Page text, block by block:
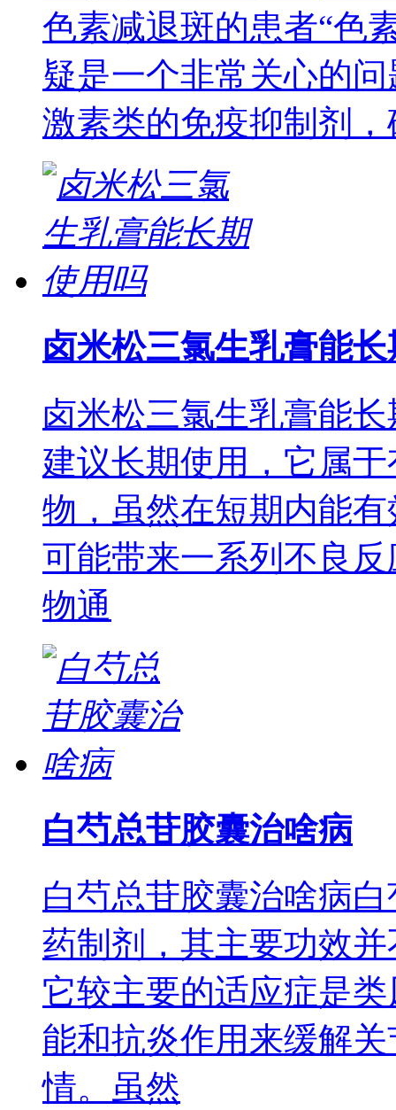
色素减退斑的患者“色
疑是一个非常关心的
激素类的免疫抑制剂
卤米松三氯生乳膏能
卤米松三氯生乳膏能
建议长期使用，它属
物，虽然在短期内能
可能带来一系列不良
物通
白芍总苷胶囊治啥病
白芍总苷胶囊治啥病
药制剂，其主要功效
它较主要的适应症是
能和抗炎作用来缓解
情。虽然